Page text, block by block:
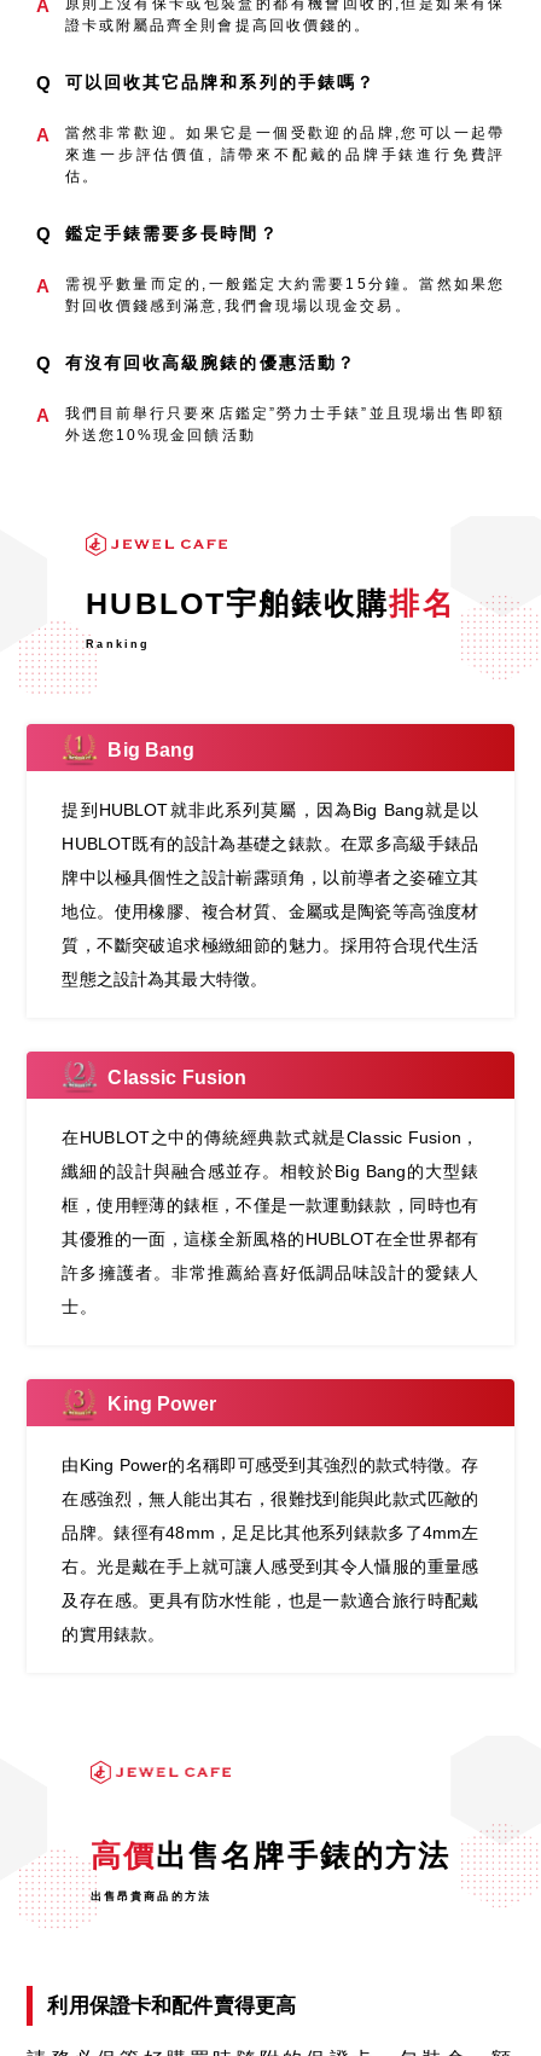
A
原則上沒有保卡或包裝盒的都有機會回收的,但是如果有保
證卡或附屬品齊全則會提高回收價錢的。
Q 可以回收其它品牌和系列的手錶嗎？
A
當然非常歡迎。如果它是一個受歡迎的品牌,您可以一起帶
來進一步評估價值, 請帶來不配戴的品牌手錶進行免費評
估。
Q 鑑定手錶需要多長時間？
A
需視乎數量而定的,一般鑑定大約需要15分鐘。當然如果您
對回收價錢感到滿意,我們會現場以現金交易。
Q 有沒有回收高級腕錶的優惠活動？
A
我們目前舉行只要來店鑑定”勞力士手錶”並且現場出售即額
外送您10%現金回饋活動
HUBLOT宇舶錶收購排名
Ranking
Big Bang
提到HUBLOT就非此系列莫屬，因為Big Bang就是以
HUBLOT既有的設計為基礎之錶款。在眾多高級手錶品
牌中以極具個性之設計嶄露頭角，以前導者之姿確立其
地位。使用橡膠、複合材質、金屬或是陶瓷等高強度材
質，不斷突破追求極緻細節的魅力。採用符合現代生活
型態之設計為其最大特徵。
Classic Fusion
在HUBLOT之中的傳統經典款式就是Classic Fusion，
纖細的設計與融合感並存。相較於Big Bang的大型錶
框，使用輕薄的錶框，不僅是一款運動錶款，同時也有
其優雅的一面，這樣全新風格的HUBLOT在全世界都有
許多擁護者。非常推薦給喜好低調品味設計的愛錶人
士。
King Power
由King Power的名稱即可感受到其強烈的款式特徵。存
在感強烈，無人能出其右，很難找到能與此款式匹敵的
品牌。錶徑有48mm，足足比其他系列錶款多了4mm左
右。光是戴在手上就可讓人感受到其令人懾服的重量感
及存在感。更具有防水性能，也是一款適合旅行時配戴
的實用錶款。
高價出售名牌手錶的方法
出售昂貴商品的方法
利用保證卡和配件賣得更高